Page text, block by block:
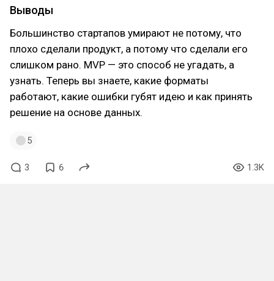
Выводы
Большинство стартапов умирают не потому, что
плохо сделали продукт, а потому что сделали его
слишком рано. MVP — это способ не угадать, а
узнать. Теперь вы знаете, какие форматы
работают, какие ошибки губят идею и как принять
решение на основе данных.
5
3 6 1.3K